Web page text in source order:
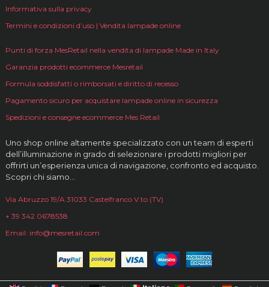
Informativa sulla privacy
Termini e condizioni d’uso | Vendita lampade online
Punti di forza MesRetail nella vendita di lampade Made in Italy
Garanzia prodotti ecommerce Mesretail
Formula soddisfatti o rimborsati e diritto di recesso
Pagamento sicuro per acquistare lampade online in sicurezza
Spedizioni e consegne ecommerce Mes Retail
Uno shop online altamente specializzato con un team di esperti
dell’illuminazione in grado di selezionare i prodotti migliori per
offrirti un’esperienza unica di navigazione, confronto ed acquisto.
Scopri chi siamo…
Via Abruzzo 19/A 31033 Castelfranco V.to (TV)
+ 39 342 0678538
Email: info@mesretail.com